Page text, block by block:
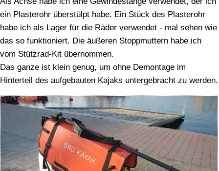
ein Plasterohr überstülpt habe. Ein Stück des Plasterohr
habe ich als Lager für die Räder verwendet - mal sehen wie
das so funktioniert. Die äußeren Stoppmuttern habe ich
vom Stützrad-Kit übernommen.
Das ganze ist klein genug, um ohne Demontage im
Hinterteil des aufgebauten Kajaks untergebracht zu werden.